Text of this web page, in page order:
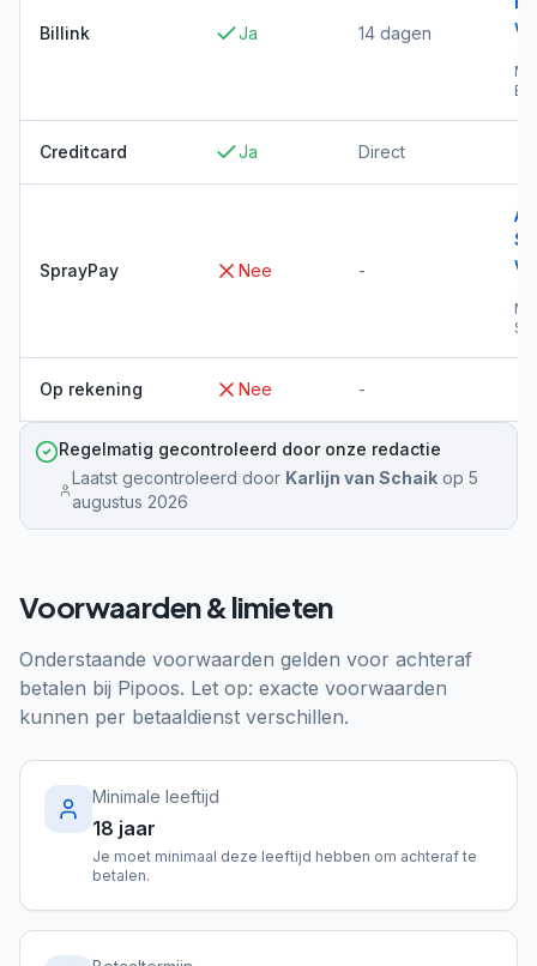
Billink Ja 14 dagen
→
Creditcard Ja Direct
SprayPay Nee -
→
Op rekening Nee -
Regelmatig gecontroleerd door onze redactie
Laatst gecontroleerd door Karlijn van Schaik op5
augustus 2026
Voorwaarden & limieten
Onderstaande voorwaarden gelden voor achteraf
betalen bij Pipoos. Let op: exacte voorwaarden
kunnen per betaaldienst verschillen.
Minimale leeftijd
18 jaar
Je moet minimaal deze leeftijd hebben om achteraf te
betalen.